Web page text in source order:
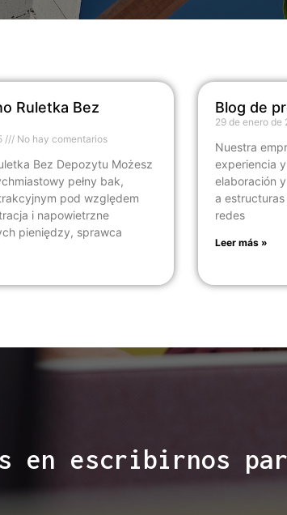
Ruletka Bez
No hay comentarios
Bez Depozytu Możesz
pełny bak,
pod względem
i napowietrzne
pieniędzy, sprawca
Blog de
29 de enero de
Nuestra
experiencia
elaboración
a
redes
Leer más »
en escribirnos